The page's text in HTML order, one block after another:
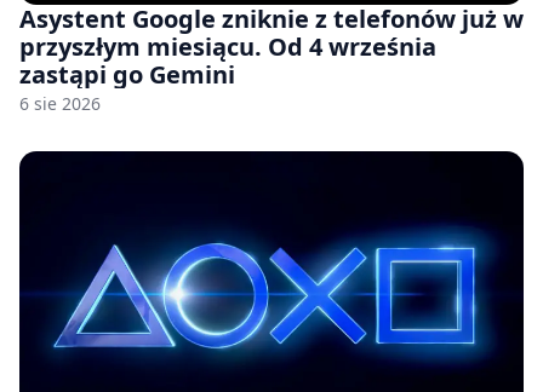
Asystent Google zniknie z telefonów już w
przyszłym miesiącu. Od 4 września
zastąpi go Gemini
6 sie 2026